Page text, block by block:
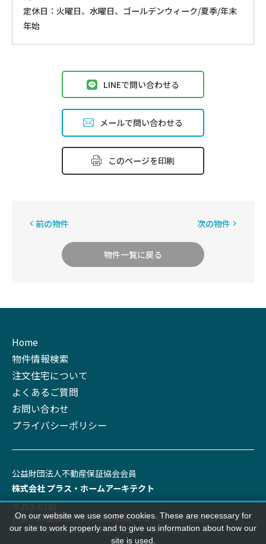
定休⽇：火曜日、⽔曜⽇、ゴールデンウィーク/夏季/年末
年始
LINEで問い合わせる
メールで問い合わせる
このページを印刷
前の物件
物件一覧に戻る
次の物件
Home
物件情報検索
注文住宅について
よくあるご質問
お問い合わせ
プライバシーポリシー
公益財団法⼈不動産保証協会会員
株式会社 プラス‧ホームアーキテクト
〒252-0231
神奈川県相模原市中央区相模原7-8-3 パステル相模原1F-B
TEL：042-707-1191 FAX：050-3606-1991
On our website we use some cookies. These are necessary for
our site to work properly and to give us information about how our
site is used.